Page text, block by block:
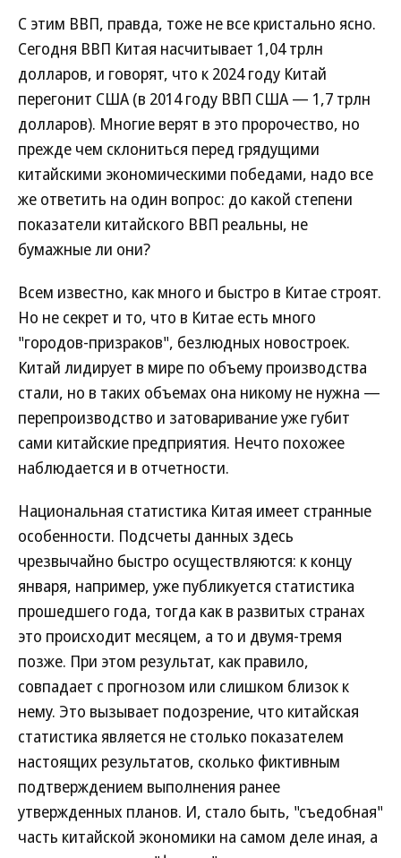
С этим ВВП, правда, тоже не все кристально ясно.
Сегодня ВВП Китая насчитывает 1,04 трлн
долларов, и говорят, что к 2024 году Китай
перегонит США (в 2014 году ВВП США — 1,7 трлн
долларов). Многие верят в это пророчество, но
прежде чем склониться перед грядущими
китайскими экономическими победами, надо все
же ответить на один вопрос: до какой степени
показатели китайского ВВП реальны, не
бумажные ли они?
Всем известно, как много и быстро в Китае строят.
Но не секрет и то, что в Китае есть много
"городов-призраков", безлюдных новостроек.
Китай лидирует в мире по объему производства
стали, но в таких объемах она никому не нужна —
перепроизводство и затоваривание уже губит
сами китайские предприятия. Нечто похожее
наблюдается и в отчетности.
Национальная статистика Китая имеет странные
особенности. Подсчеты данных здесь
чрезвычайно быстро осуществляются: к концу
января, например, уже публикуется статистика
прошедшего года, тогда как в развитых странах
это происходит месяцем, а то и двумя-тремя
позже. При этом результат, как правило,
совпадает с прогнозом или слишком близок к
нему. Это вызывает подозрение, что китайская
статистика является не столько показателем
настоящих результатов, сколько фиктивным
подтверждением выполнения ранее
утвержденных планов. И, стало быть, "съедобная"
часть китайской экономики на самом деле иная, а